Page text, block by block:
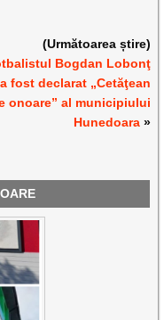
(Următoarea știre)
Bogdan Lobonţ
a fost declarat „Cetăţean
onoare” al municipiului
Hunedoara»